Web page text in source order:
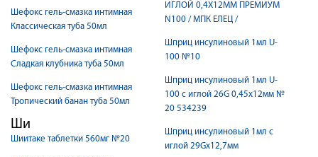
Шефокс гель-смазка интимная
Классическая туба 50мл
Шефокс гель-смазка интимная
Сладкая клубника туба 50мл
Шефокс гель-смазка интимная
Тропический банан туба 50мл
Ши
Шиитаке таблетки 560мг №20
ИГЛОЙ 0,4Х12ММ ПРЕМИУМ
N100 / МПК ЕЛЕЦ /
Шприц инсулиновый 1мл U-
100 №10
Шприц инсулиновый 1мл U-
100 с иглой 26G 0,45x12мм №
20 534239
Шприц инсулиновый 1мл с
иглой 29Gx12,7мм